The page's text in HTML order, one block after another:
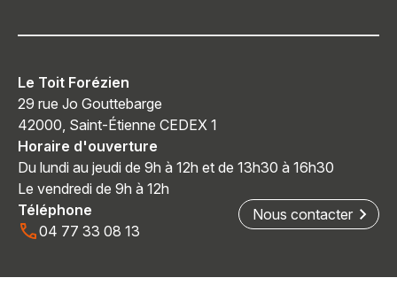
Le Toit Forézien
29 rue Jo Gouttebarge
42000, Saint-Étienne CEDEX 1
Horaire d'ouverture
Du lundi au jeudi de 9h à 12h et de 13h30 à 16h30
Le vendredi de 9h à 12h
Téléphone
04 77 33 08 13
Nous contacter